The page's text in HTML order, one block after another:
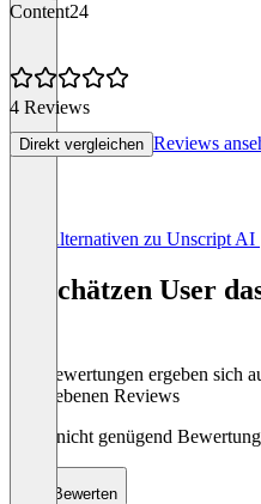
Content24
4 Reviews
Direkt vergleichen Reviews
Alle Alternativen zu Unscript AI
So schätzen User
Die Bewertungen ergeben sich
abgegebenen Reviews
Noch nicht genügend
Bewerten